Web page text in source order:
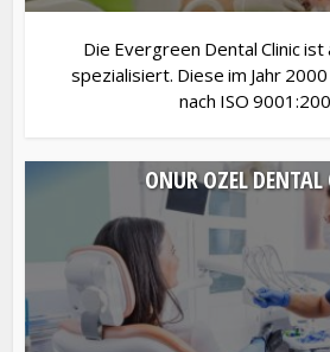
Die Evergreen Dental Clinic
spezialisiert. Diese im Jahr
nach ISO
ONUR OZEL